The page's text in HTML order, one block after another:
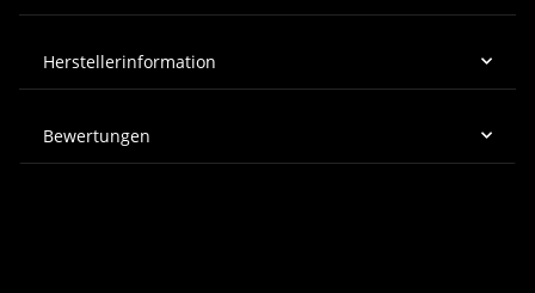
Herstellerinformation
Bewertungen